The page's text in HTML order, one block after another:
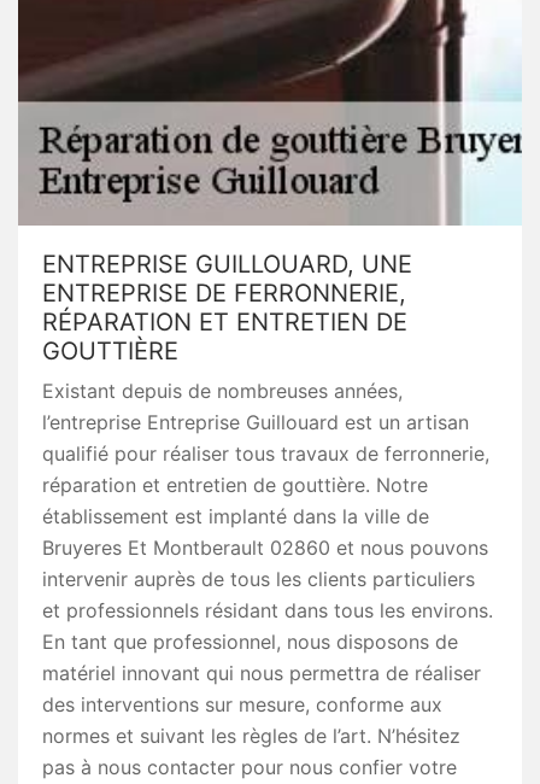
ENTREPRISE GUILLOUARD, UNE
ENTREPRISE DE FERRONNERIE,
RÉPARATION ET ENTRETIEN DE
GOUTTIÈRE
Existant depuis de nombreuses années,
l’entreprise Entreprise Guillouard est un artisan
qualifié pour réaliser tous travaux de ferronnerie,
réparation et entretien de gouttière. Notre
établissement est implanté dans la ville de
Bruyeres Et Montberault 02860 et nous pouvons
intervenir auprès de tous les clients particuliers
et professionnels résidant dans tous les environs.
En tant que professionnel, nous disposons de
matériel innovant qui nous permettra de réaliser
des interventions sur mesure, conforme aux
normes et suivant les règles de l’art. N’hésitez
pas à nous contacter pour nous confier votre